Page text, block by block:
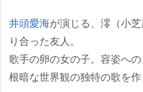
井頭愛海が演じる、澪（小
り合った友人。
歌手の卵の女の子。容姿への
根暗な世界観の独特の歌を作